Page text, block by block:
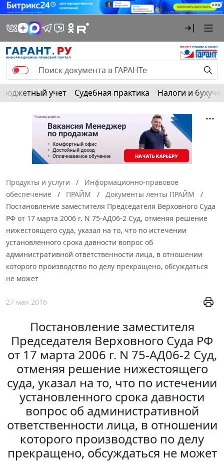
Бюджетный учет Судебная практика Налоги и
Продукты и услуги
Информационно-правовое
обеспечение
ПРАЙМ
Документы ленты ПРАЙМ
Постановление заместителя Председателя Верховного Суда
РФ от 17 марта 2006 г. N 75-АД06-2 Суд, отменяя решение
нижестоящего суда, указал на то, что по истечении
установленного срока давности вопрос об
административной ответственности лица, в отношении
которого производство по делу прекращено, обсуждаться
не может
27 мая 2016
Постановление заместителя
Председателя Верховного Суда РФ
от 17 марта 2006 г. N 75-АД06-2 Суд,
отменяя решение нижестоящего
суда, указал на то, что по истечении
установленного срока давности
вопрос об административной
ответственности лица, в отношении
которого производство по делу
прекращено, обсуждаться не может